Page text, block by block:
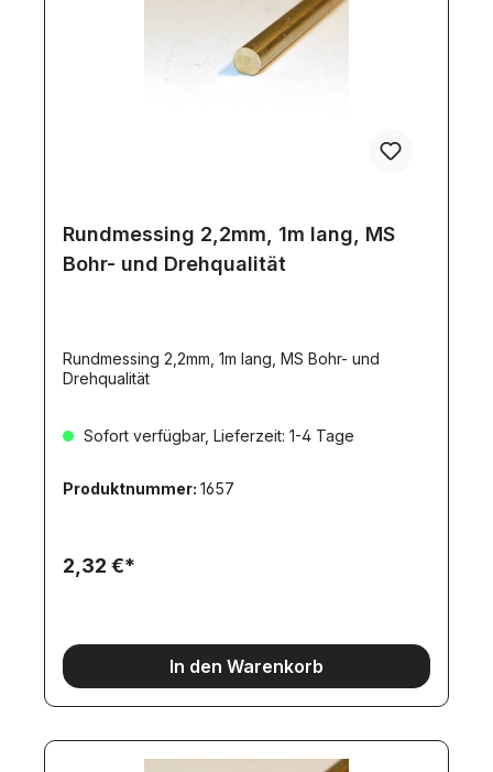
Rundmessing 2,2mm, 1m lang, MS
Bohr- und Drehqualität
Rundmessing 2,2mm, 1m lang, MS Bohr- und
Drehqualität
Sofort verfügbar, Lieferzeit: 1-4 Tage
Produktnummer: 1657
2,32 €*
In den Warenkorb